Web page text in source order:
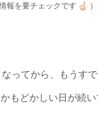
報を要チェックです ）
ってから、もうす
もどかしい日が続